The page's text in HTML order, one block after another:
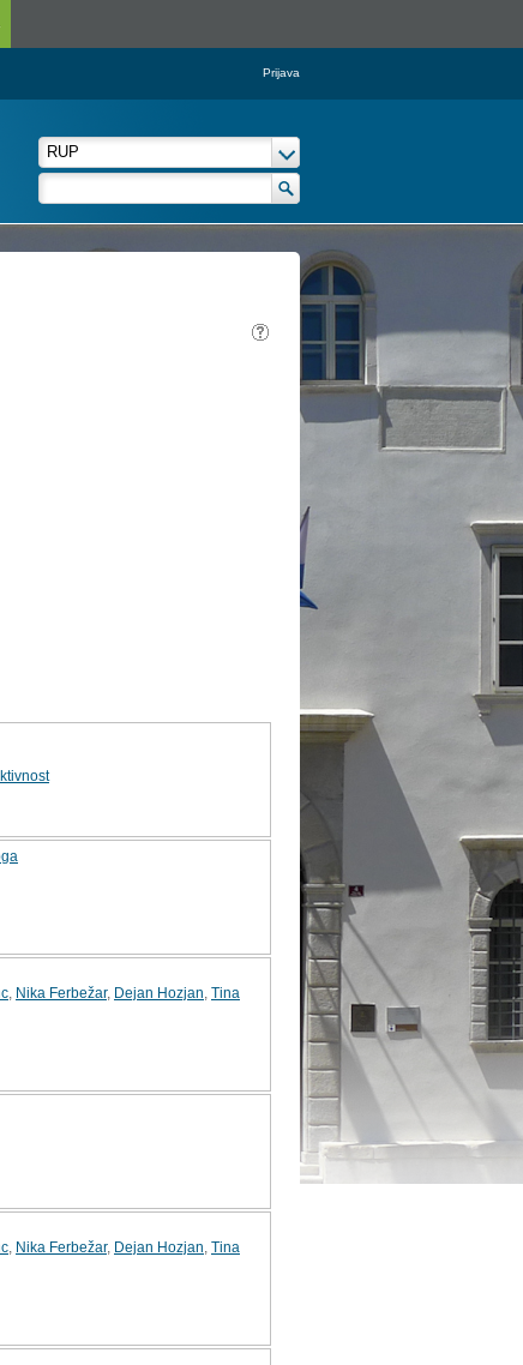
Prijava
Nika Ferbežar, Dejan Hozjan Tina
Nika Ferbežar, Dejan Hozjan Tina